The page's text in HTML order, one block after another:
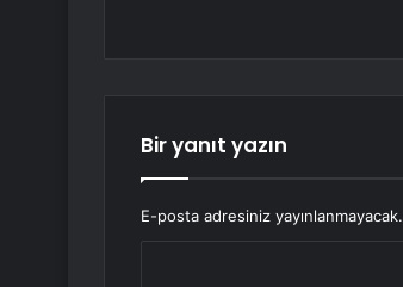
Bir yanıt yazın
E-posta adresiniz yayınlanmayacak.